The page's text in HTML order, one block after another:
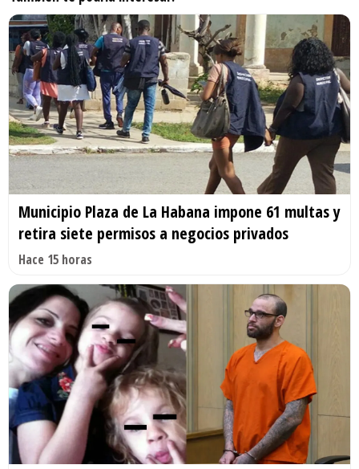
Municipio Plaza de La Habana impone 61 multas y
retira siete permisos a negocios privados
Hace 15 horas